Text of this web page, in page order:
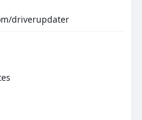
driverupdater